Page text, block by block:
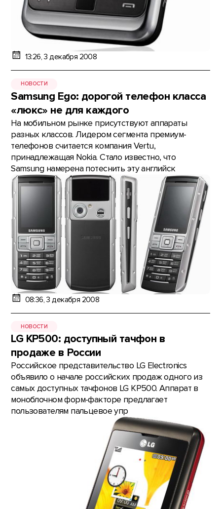
13:26, 3 декабря 2008
НОВОСТИ
Samsung Ego: дорогой телефон класса
«люкс» не для каждого
На мобильном рынке присутствуют аппараты
разных классов. Лидером сегмента премиум-
телефонов считается компания Vertu,
принадлежащая Nokia. Стало известно, что
Samsung намерена потеснить эту английск
08:36, 3 декабря 2008
НОВОСТИ
LG KP500: доступный тачфон в
продаже в России
Российское представительство LG Electronics
объявило о начале российских продаж одного из
самых доступных тачфонов LG KP500. Аппарат в
моноблочном форм-факторе предлагает
пользователям пальцевое упр